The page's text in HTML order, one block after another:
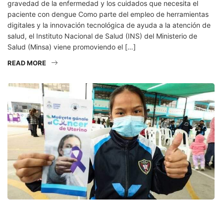
gravedad de la enfermedad y los cuidados que necesita el
paciente con dengue Como parte del empleo de herramientas
digitales y la innovación tecnológica de ayuda a la atención de
salud, el Instituto Nacional de Salud (INS) del Ministerio de
Salud (Minsa) viene promoviendo el […]
READ MORE